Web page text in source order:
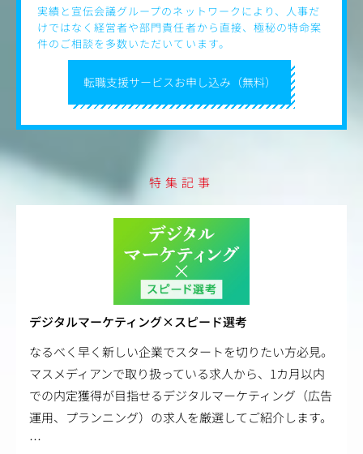
転職支援サービスお申し込み（無料）
実績と宣伝会議グループのネットワークにより、人事だ
けではなく経営者や部門責任者から直接、極秘の特命案
件のご相談を多数いただいています。
特集記事
デジタルマーケティング×スピード選考
なるべく早く新しい企業でスタートを切りたい方必見。
マスメディアンで取り扱っている求人から、1カ月以内
での内定獲得が目指せるデジタルマーケティング（広告
運用、プランニング）の求人を厳選してご紹介します。
…